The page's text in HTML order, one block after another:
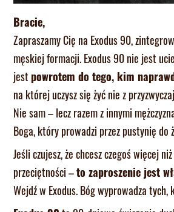
Bracie,
Zapraszamy Cię na Exodus 90,
męskiej formacji. Exodus 90 nie jest
jestpowrotem do tego, kim
na której uczysz się żyć nie z
Nie sam – lecz razem z innymi
Boga, który prowadzi przez pustynię do
Jeśli czujesz, że chcesz czegoś więcej
przeciętności –to zaproszenie jest
Wejdź w Exodus. Bóg wyprowadza tych,